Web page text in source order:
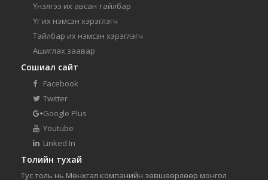
Үнэлгээ их авсан тайлбар
Үг их нэмсэн хэрэглэгч
Тайлбар их нэмсэн хэрэглэгч
Ашиглах заавар
Сошиал сайт
Facebook
Twitter
Google Plus
Youtube
Linked In
Толийн тухай
Тус толь нь Мөнхгал компанийн зөвшөөрлөөр монгол